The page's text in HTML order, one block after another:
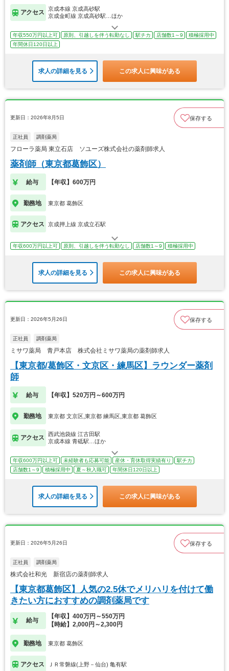
アクセス
京成本線 京成高砂駅
京成金町線 京成高砂駅…ほか
年収550万円以上可 原則、引越しを伴う転勤なし 駅チカ 店舗数1～9
積極採用中
年間休日120日以上
求人の詳細を見る この求人に興味がある
更新日：2026年8月5日 保存する
正社員 調剤薬局
フローラ薬局 東立石店 ソユーズ株式会社の薬剤師求人
薬剤師（東京都葛飾区）
給与 【年収】600万円
勤務地 東京都 葛飾区
アクセス 京成押上線 京成立石駅
年収600万円以上可 原則、引越しを伴う転勤なし 店舗数1～9 積極採用中
求人の詳細を見る この求人に興味がある
更新日：2026年5月26日 保存する
正社員 調剤薬局
ミサワ薬局 青戸本店 株式会社ミサワ薬局の薬剤師求人
【東京都/葛飾区・文京区・練馬区】ラウンダー薬剤
師
給与 【年収】520万円～600万円
勤務地 東京都 文京区,東京都 練馬区,東京都 葛飾区
アクセス
西武池袋線 江古田駅
京成本線 青砥駅…ほか
年収600万円以上可 未経験者も応募可能 産休・育休取得実績有り
駅チカ
店舗数1～9
積極採用中 夏～秋入職可 年間休日120日以上
求人の詳細を見る この求人に興味がある
更新日：2026年5月26日 保存する
正社員 調剤薬局
株式会社和光 新宿店の薬剤師求人
【東京都葛飾区】人気の2.5休でメリハリを付けて働
きたい方におすすめの調剤薬局です
給与
【年収】400万円～550万円
【時給】2,000円～2,300円
勤務地 東京都 葛飾区
アクセス ＪＲ常磐線(上野－仙台) 亀有駅